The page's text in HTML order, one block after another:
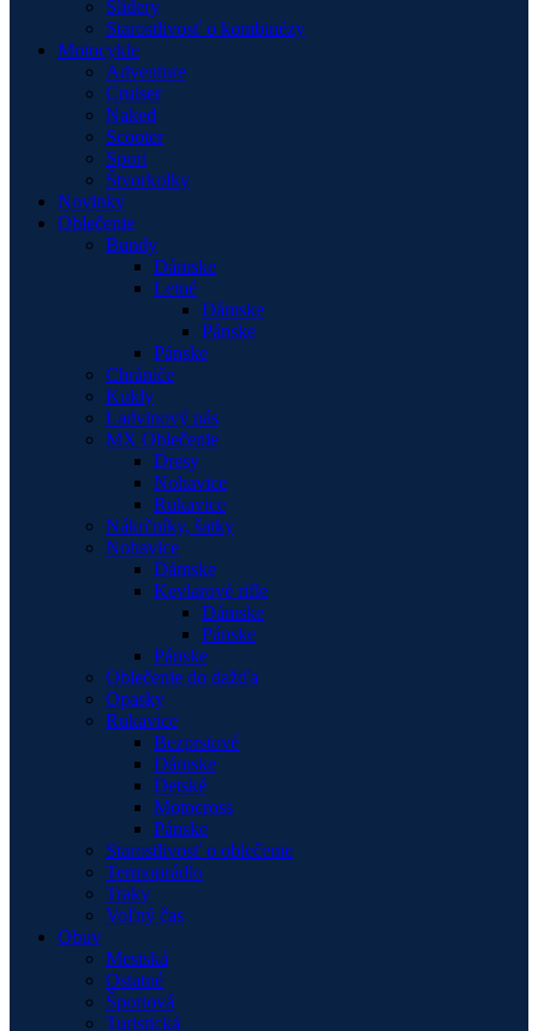
Slidery
Starostlivosť o kombinézy
Motocykle
Adventure
Cruiser
Naked
Scooter
Sport
Štvorkolky
Novinky
Oblečenie
Bundy
Dámske
Letné
Dámske
Pánske
Pánske
Chrániče
Kukly
Ladvinový pás
MX Oblečenie
Dresy
Nohavice
Rukavice
Nákrčníky, šatky
Nohavice
Dámske
Kevlarové rifle
Dámske
Pánske
Pánske
Oblečenie do dažďa
Opasky
Rukavice
Bezprstové
Dámske
Detské
Motocross
Pánske
Starostlivosť o oblečenie
Termoprádlo
Traky
Voľný čas
Obuv
Mestská
Ostatné
Športová
Turistická